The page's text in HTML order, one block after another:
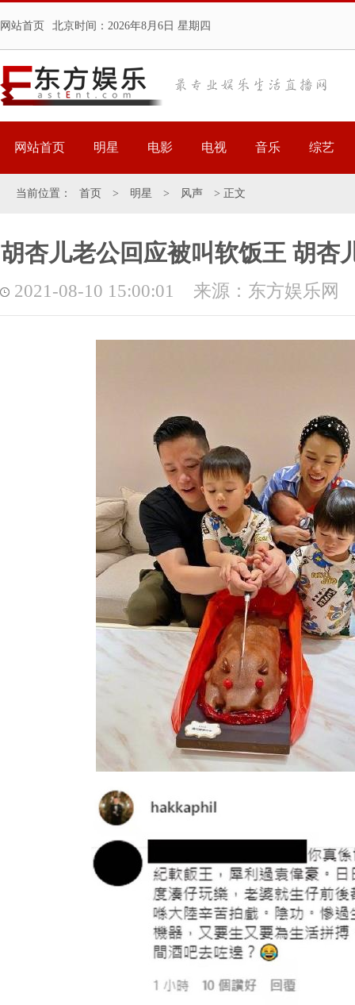
网站首页 北京时间： 2026年8月6日 星期四
网站首页 明星 电影 电视 音乐 综艺
当前位置： 首页 > 明星 > 风声 > 正文
胡杏儿老公回应被叫软饭王 胡杏
2021-08-10 15:00:01 来源：东方娱乐网